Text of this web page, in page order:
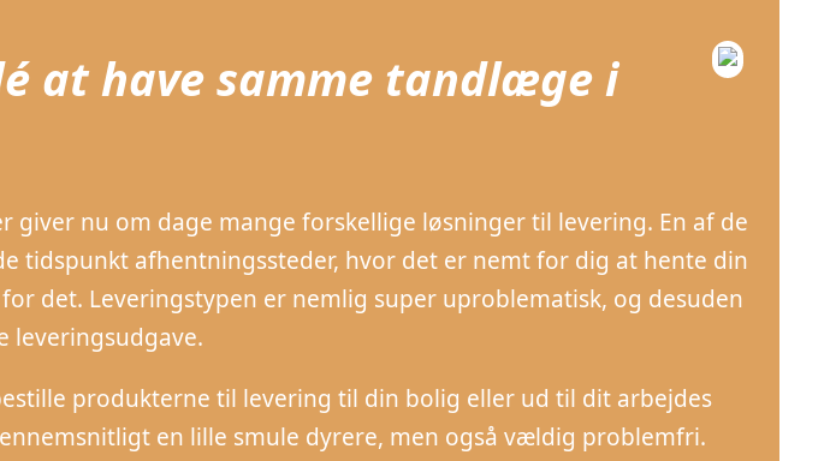
at have samme tandlæge i
giver nu om dage mange forskellige løsninger til levering. En af de
tidspunkt afhentningssteder, hvor det er nemt for dig at hente din
det. Leveringstypen er nemlig super uproblematisk, og desuden
leveringsudgave.
produkterne til levering til din bolig eller ud til dit arbejdes
en lille smule dyrere, men også vældig problemfri.